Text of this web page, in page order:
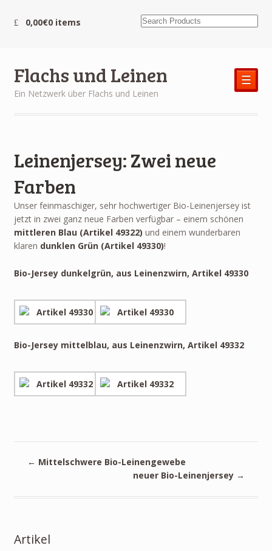
0,00€0 items
Flachs und Leinen
Ein Netzwerk über Flachs und Leinen
☰
Leinenjersey: Zwei neue
Farben
Unser feinmaschiger, sehr hochwertiger Bio-Leinenjersey ist
jetzt in zwei ganz neue Farben verfügbar – einem schönen
mittleren Blau (Artikel 49322) und einem wunderbaren
klaren dunklen Grün (Artikel 49330)!
Bio-Jersey dunkelgrün, aus Leinenzwirn, Artikel 49330
Bio-Jersey mittelblau, aus Leinenzwirn, Artikel 49332
← Mittelschwere Bio-Leinengewebe
neuer Bio-Leinenjersey →
Artikel